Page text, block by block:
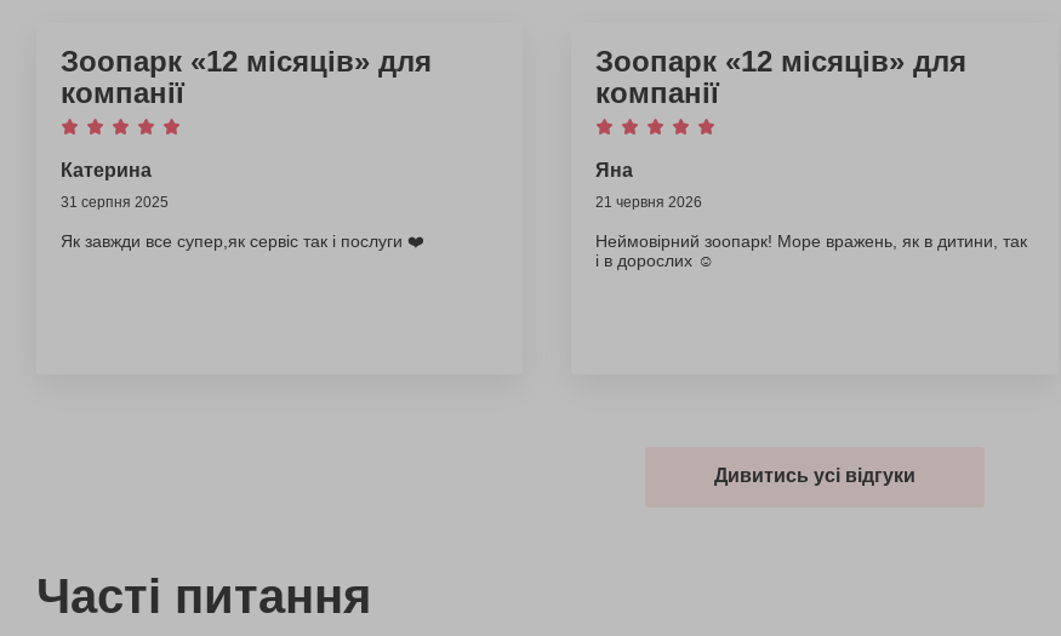
Зоопарк «12 місяців» для
компанії
Катерина
31 серпня 2025
Як завжди все супер,як сервіс так і послуги ❤️
Зоопарк «12 місяців» для
компанії
Яна
21 червня 2026
Неймовірний зоопарк! Море вражень, як в дитини, так
і в дорослих ☺️
Дивитись усі відгуки
Часті питання